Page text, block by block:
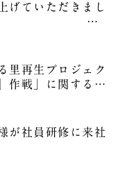
げていただきまし
里再生プロジェク
作戦」に関する協
が社員研修に来社